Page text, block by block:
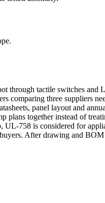
through tactile switches
comparing three suppliers
panel layout and
together instead of
758 is considered for
After drawing and